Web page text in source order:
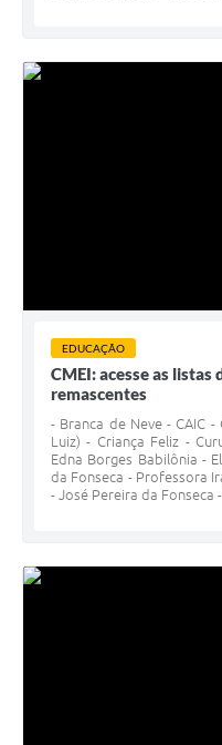
EDUCAÇÃO
CMEI: acesse as listas
remascentes
- Branca de Neve - CAIC -
Luiz) - Criança Feliz -
Edna Borges Babilônia -
da Fonseca - Professora
- José Pereira da Fonseca -